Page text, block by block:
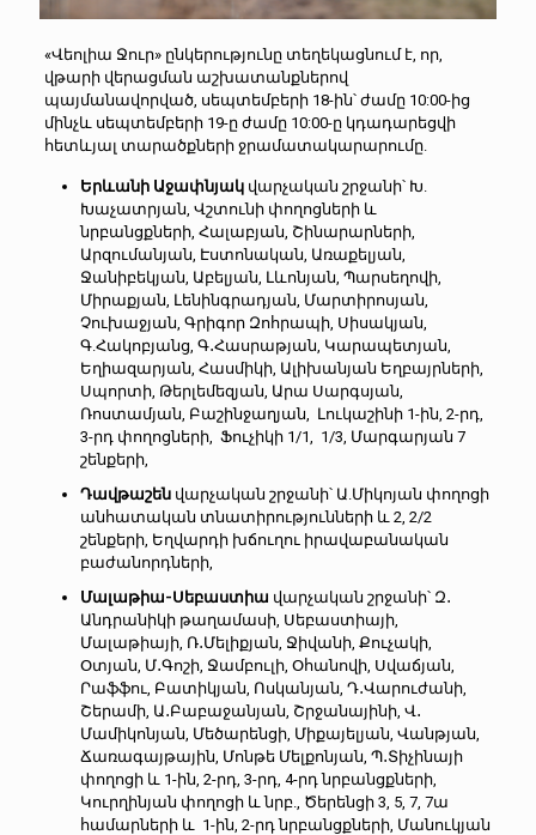
«Վեոլիա Ջուր» ընկերությունը տեղեկացնում է, որ,
վթարի վերացման աշխատանքներով
պայմանավորված, սեպտեմբերի 18-ին՝ ժամը 10:00-ից
մինչև սեպտեմբերի 19-ը ժամը 10:00-ը կդադարեցվի
հետևյալ տարածքների ջրամատակարարումը.
Երևանի Աջափնյակվարչական շրջանի՝ Խ.
Խաչատրյան, Վշտունի փողոցների և
նրբանցքների, Հալաբյան, Շինարարների,
Արզումանյան, Էստոնական, Առաքելյան,
Ջանիբեկյան, Աբելյան, Լևոնյան, Պարսեղովի,
Միրաքյան, Լենինգրադյան, Մարտիրոսյան,
Չուխաջյան, Գրիգոր Զոհրապի, Սիսակյան,
Գ.Հակոբյանց, Գ․Հասրաթյան, Կարապետյան,
Եղիազարյան, Հասմիկի, Ալիխանյան Եղբայրների,
Սպորտի, Թերլեմեզյան, Արա Սարգսյան,
Ռոստամյան, Բաշինջաղյան, Լուկաշինի 1-ին, 2-րդ,
3-րդ փողոցների, Ֆուչիկի 1/1, 1/3, Մարգարյան 7
շենքերի,
Դավթաշենվարչական շրջանի՝ Ա.Միկոյան փողոցի
անհատական տնատիրությունների և 2, 2/2
շենքերի, Եղվարդի խճուղու իրավաբանական
բաժանորդների,
Մալաթիա-Սեբաստիա վարչական շրջանի՝ Զ․
Անդրանիկի թաղամասի, Սեբաստիայի,
Մալաթիայի, Ռ․Մելիքյան, Ջիվանի, Քուչակի,
Օտյան, Մ․Գոշի, Ջամբուլի, Օհանովի, Սվաճյան,
Րաֆֆու, Բատիկյան, Ոսկանյան, Դ․Վարուժանի,
Շերամի, Ա․Բաբաջանյան, Շրջանայինի, Վ․
Մամիկոնյան, Մեծարենցի, Միքայելյան, Վանթյան,
Ճառագայթային, Մոնթե Մելքոնյան, Պ․Տիչինայի
փողոցի և 1-ին, 2-րդ, 3-րդ, 4-րդ նրբանցքների,
Կուրղինյան փողոցի և նրբ., Ծերենցի 3, 5, 7, 7ա
համարների և 1-ին, 2-րդ նրբանցքների, Մանուկյան